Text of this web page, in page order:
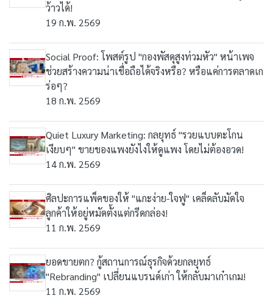
ว้าวได้!
19 ก.พ. 2569
Social Proof: โพสต์รูป "กองพัสดุสูงท่วมหัว" หน้าเพจ
ช่วยสร้างความน่าเชื่อถือได้จริงหรือ? หรือแค่การตลาดเก
ร่อๆ?
18 ก.พ. 2569
Quiet Luxury Marketing: กลยุทธ์ "รวยแบบตะโกน
เงียบๆ" ขายของแพงยังไงให้ดูแพง โดยไม่ต้องอวด!
14 ก.พ. 2569
ศิลปะการแพ็คของให้ "แกะง่าย-ใจฟู" เคล็ดลับมัดใจ
ลูกค้าให้อยู่หมัดตั้งแต่กรีดกล่อง!
11 ก.พ. 2569
ยอดขายตก? กู้สถานการณ์ธุรกิจด้วยกลยุทธ์
"Rebranding" เปลี่ยนแบรนด์เก่า ให้กลับมาเก๋าเกม!
11 ก.พ. 2569